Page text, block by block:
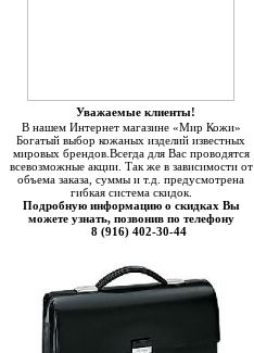
Уважаемые клиенты!
В нашем Интернет магазине «Мир Кожи»
Богатый выбор кожаных изделий известных
мировых брендов.Всегда для Вас проводятся
всевозможные акции. Так же в зависимости от
объема заказа, суммы и т.д. предусмотрена
гибкая система скидок.
Подробную информацию о скидках Вы
можете узнать, позвонив по телефону
8 (916) 402-30-44